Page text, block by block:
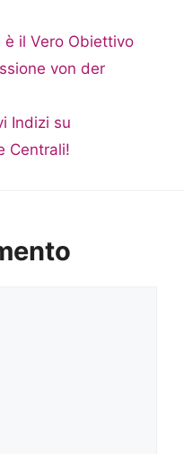
è il Vero Obiettivo
von der
Indizi su
Centrali!